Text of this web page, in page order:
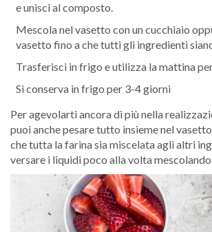
e unisci al composto.
Mescola nel vasetto con un cucchiaio
vasetto fino a che tutti gli ingredienti
Trasferisci in frigo e utilizza la mattina
Si conserva in frigo per 3-4 giorni
Per agevolarti ancora di più nella
puoi anche pesare tutto insieme nel
che tutta la farina sia miscelata agli altri
versare i liquidi poco alla volta